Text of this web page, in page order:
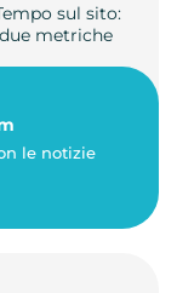
sul sito:
metriche
le notizie